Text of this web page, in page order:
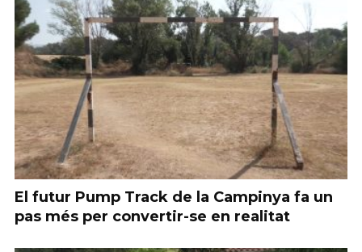
El futur Pump Track de la Campinya fa un
pas més per convertir-se en realitat